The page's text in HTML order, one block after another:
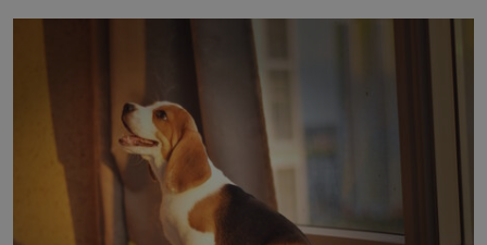
naší povaze, ale i v potřebách naší pokožky. Ohnivá
znamení Ženy narozené ve znamení Berana, Lva a
Střelce v sobě nesou žár, odvahu a neutuchající elán.